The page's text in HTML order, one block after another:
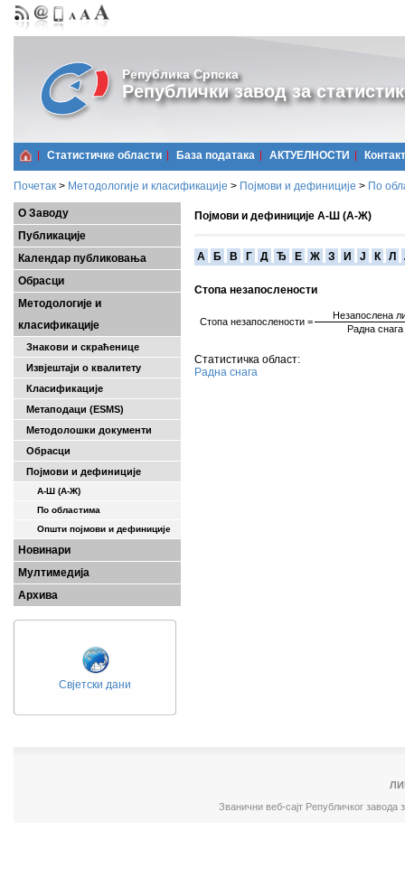
Република Српска
Републички завод за
Статистичке области Базa података АКТУЕЛНОСТИ Контакт
Почетак > Методологије и класификације > Појмови и дефиниције > По
О Заводу
Публикације
Календар публиковања
Обрасци
Методологије и
класификације
Знакови и скраћенице
Извјештаји о квалитету
Класификације
Метаподаци (ESMS)
Методолошки документи
Обрасци
Појмови и дефиниције
А-Ш (A-Ж)
По областима
Општи појмови и дефиниције
Новинари
Мултимедија
Архива
Свјетски дани
Појмови и дефиниције А-Ш (А-Ж)
A Б В Г Д Ђ Е Ж З И Ј К Л
Стопа незапослености
Стопанезапослености =
Незапослена
Радна снага
Статистичка област:
Радна снага
Званични веб-сајт Републичког